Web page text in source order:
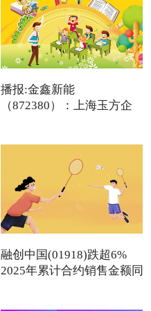
播报:金鑫新能
（872380）：上海玉方企
融创中国(01918)跌超6%
2025年累计合约销售金额同